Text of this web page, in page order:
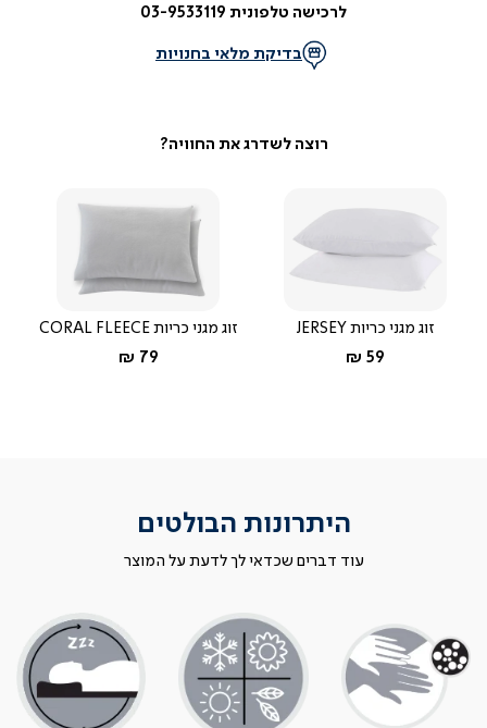
לרכישה טלפונית 03-9533119
בדיקת מלאי בחנויות
זוג מגני כריות JERSEY
החל מ-
59 ₪
זוג מגני כריות CORAL FLEECE
החל מ-
79 ₪
היתרונות הבולטים
עוד דברים שכדאי לך לדעת על המוצר